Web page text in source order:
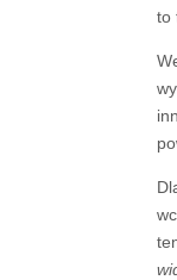
to